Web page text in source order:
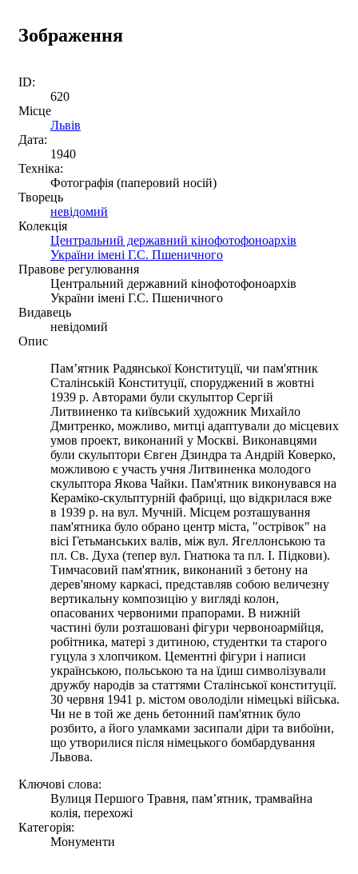
Зображення
ID:
620
Місце
Львів
Дата:
1940
Техніка:
Фотографія (паперовий носій)
Творець
невідомий
Колекція
Центральний державний кінофотофоноархів
України імені Г.С. Пшеничного
Правове регулювання
Центральний державний кінофотофоноархів
України імені Г.С. Пшеничного
Видавець
невідомий
Опис
Пам’ятник Радянської Конституції, чи пам'ятник
Сталінській Конституції, споруджений в жовтні
1939 р. Авторами були скульптор Сергій
Литвиненко та київський художник Михайло
Дмитренко, можливо, митці адаптували до місцевих
умов проект, виконаний у Москві. Виконавцями
були скульптори Євген Дзиндра та Андрій Коверко,
можливою є участь учня Литвиненка молодого
скульптора Якова Чайки. Пам'ятник виконувався на
Кераміко-скульптурній фабриці, що відкрилася вже
в 1939 р. на вул. Мучній. Місцем розташування
пам'ятника було обрано центр міста, "острівок" на
вісі Гетьманських валів, між вул. Ягеллонською та
пл. Св. Духа (тепер вул. Гнатюка та пл. І. Підкови).
Тимчасовий пам'ятник, виконаний з бетону на
дерев'яному каркасі, представляв собою величезну
вертикальну композицію у вигляді колон,
опасованих червоними прапорами. В нижній
частині були розташовані фігури червоноармійця,
робітника, матері з дитиною, студентки та старого
гуцула з хлопчиком. Цементні фігури і написи
українською, польською та на їдиш символізували
дружбу народів за статтями Сталінської конституції.
30 червня 1941 р. містом оволоділи німецькі війська.
Чи не в той же день бетонний пам'ятник було
розбито, а його уламками засипали діри та вибоїни,
що утворилися після німецького бомбардування
Львова.
Ключові слова:
Вулиця Першого Травня, пам’ятник, трамвайна
колія, перехожі
Категорія:
Монументи